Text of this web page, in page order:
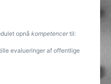
opnåkompetencertil:
evalueringer af offentlige